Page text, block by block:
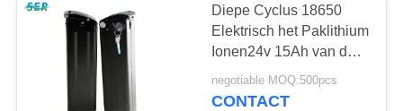
Diepe Cyclus 18650
Elektrisch het Paklithium
Ionen24v 15Ah van de
Fietsbatterij voor
Rolstoele Fiets
negotiable MOQ:500pcs
CONTACT